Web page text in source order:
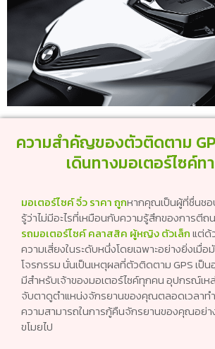
ความสำคัญของตัวติดตาม
เดินทางมอเตอร์ไซค์ท
มอเตอร์ไซค์ จิ๋ว ราคา ถูกหากคุณเป็นผู้ที่ชื่นช
รู้ว่าไม่มีอะไรที่เหมือนกับความรู้สึกของการตี
รถมอเตอร์ไซค์ คลาสสิค ผู้หญิง ตัวเล็กแต่ด้
ความเสี่ยงในระดับหนึ่งโดยเฉพาะอย่างยิ่งเมื่อ
โจรกรรม นั่นเป็นเหตุผลที่ตัวติดตาม GPS เป็
มีสำหรับเจ้าของมอเตอร์ไซค์ทุกคน อุปกรณ์เ
จับตาดูตำแหน่งจักรยานของคุณตลอดเวลาท
ความสามารถในการกู้คืนจักรยานของคุณอย่า
ขโมยไป